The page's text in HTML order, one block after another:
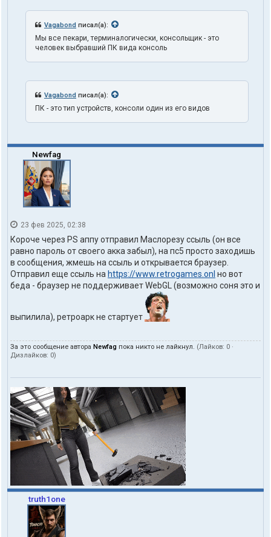
h
o
n
e
Vagabond писал(а):
Мы все пекари, терминалогически, консольщик - это
человек выбравший ПК вида консоль
Vagabond писал(а):
ПК - это тип устройств, консоли один из его видов
Newfag
23 фев 2025, 02:38
Короче через PS аппу отправил Маслорезу ссыль (он все
равно пароль от своего акка забыл), на пс5 просто заходишь
в сообщения, жмешь на ссыль и открывается браузер.
Отправил еще ссыль на https://www.retrogames.onl но вот
беда - браузер не поддерживает WebGL (возможно соня это и
выпилила), ретроарк не стартует
За это сообщение автора Newfag пока никто не лайкнул. (Лайков: 0 ·
Дизлайков: 0)
truth1one